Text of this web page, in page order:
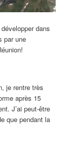
dans
par une
je rentre très
après 15
J’ai peut-être
que pendant la